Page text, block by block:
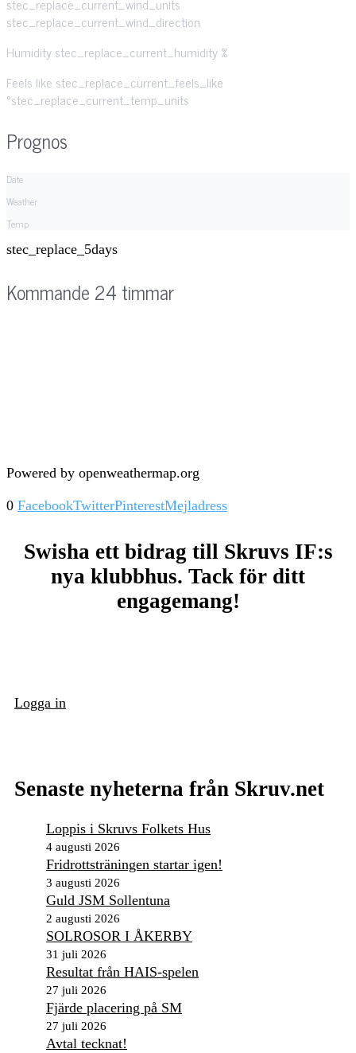
stec_replace_current_wind_direction
Humiditystec_replace_current_humidity %
Feels like stec_replace_current_feels_like
°stec_replace_current_temp_units
Prognos
Date
Weather
Temp
stec_replace_5days
Kommande 24 timmar
Powered by openweathermap.org
0 FacebookTwitterPinterestMejladress
Swisha ett bidrag till Skruvs IF:s
nya klubbhus. Tack för ditt
engagemang!
Logga in
Senaste nyheterna från Skruv.net
Loppis i Skruvs Folkets Hus
4 augusti 2026
Fridrottsträningen startar igen!
3 augusti 2026
Guld JSM Sollentuna
2 augusti 2026
SOLROSOR I ÅKERBY
31 juli 2026
Resultat från HAIS-spelen
27 juli 2026
Fjärde placering på SM
27 juli 2026
Avtal tecknat!